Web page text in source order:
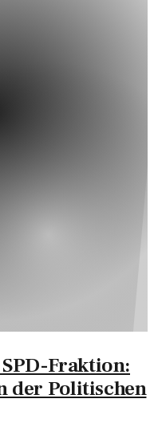
Fraktion:
der Politischen